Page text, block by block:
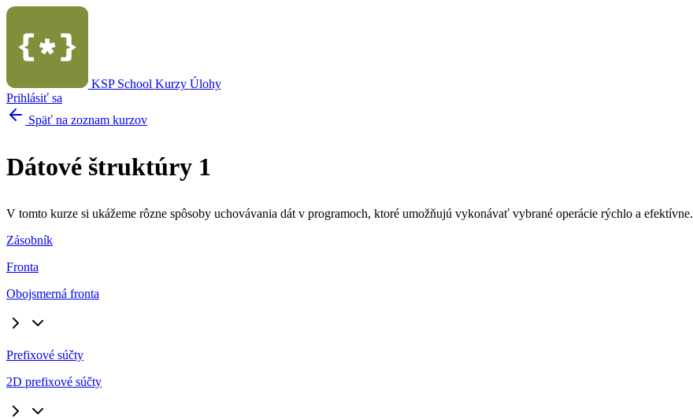
KSP School Kurzy Úlohy
Prihlásiť sa
Späť na zoznam kurzov
Dátové štruktúry 1
V tomto kurze si ukážeme rôzne spôsoby uchovávania dát v programoch, ktoré umožňujú vykonávať vybrané operácie rýchlo a efektívne.
Zásobník
Fronta
Obojsmerná fronta
Prefixové súčty
2D prefixové súčty